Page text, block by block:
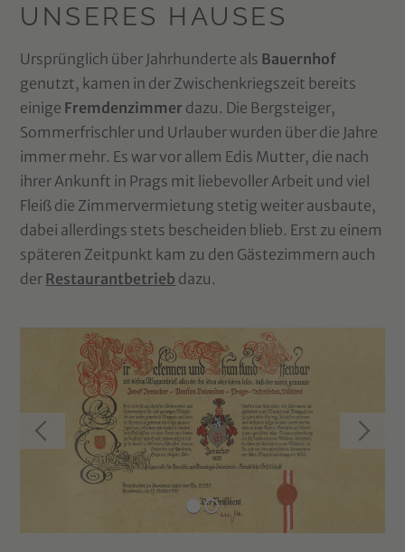
UNSERES HAUSES
Ursprünglich über Jahrhunderte als Bauernhof
genutzt, kamen in der Zwischenkriegszeit bereits
einige Fremdenzimmer dazu. Die Bergsteiger,
Sommerfrischler und Urlauber wurden über die Jahre
immer mehr. Es war vor allem Edis Mutter, die nach
ihrer Ankunft in Prags mit liebevoller Arbeit und viel
Fleiß die Zimmervermietung stetig weiter ausbaute,
dabei allerdings stets bescheiden blieb. Erst zu einem
späteren Zeitpunkt kam zu den Gästezimmern auch
der Restaurantbetrieb dazu.